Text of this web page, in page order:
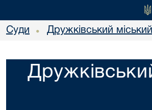
Суди • Дружківський